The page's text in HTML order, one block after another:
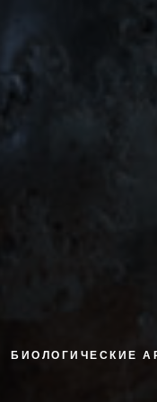
БИОЛОГИЧЕСКИЕ